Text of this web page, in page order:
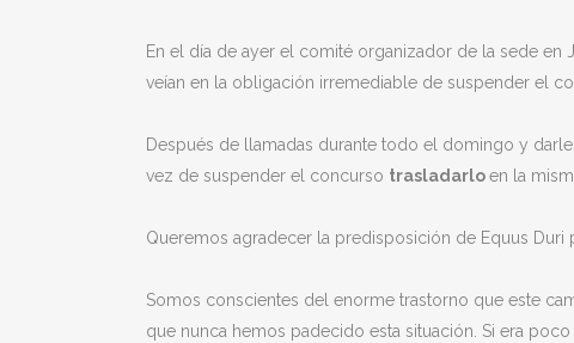
En el día de ayer el comité organizador de la sede
veían en la obligación irremediable de suspender el
Después de llamadas durante todo el domingo y
vez de suspender el concurso trasladarloen la
Queremos agradecer la predisposición de Equus Duri
Somos conscientes del enorme trastorno que este
que nunca hemos padecido esta situación. Si era